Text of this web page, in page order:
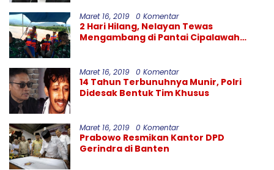
Maret 16, 2019 0 Komentar
2 Hari Hilang, Nelayan Tewas
Mengambang di Pantai Cipalawah
Maret 16, 2019 0 Komentar
14 Tahun Terbunuhnya Munir, Polri
Didesak Bentuk Tim Khusus
Maret 16, 2019 0 Komentar
Prabowo Resmikan Kantor DPD
Gerindra di Banten